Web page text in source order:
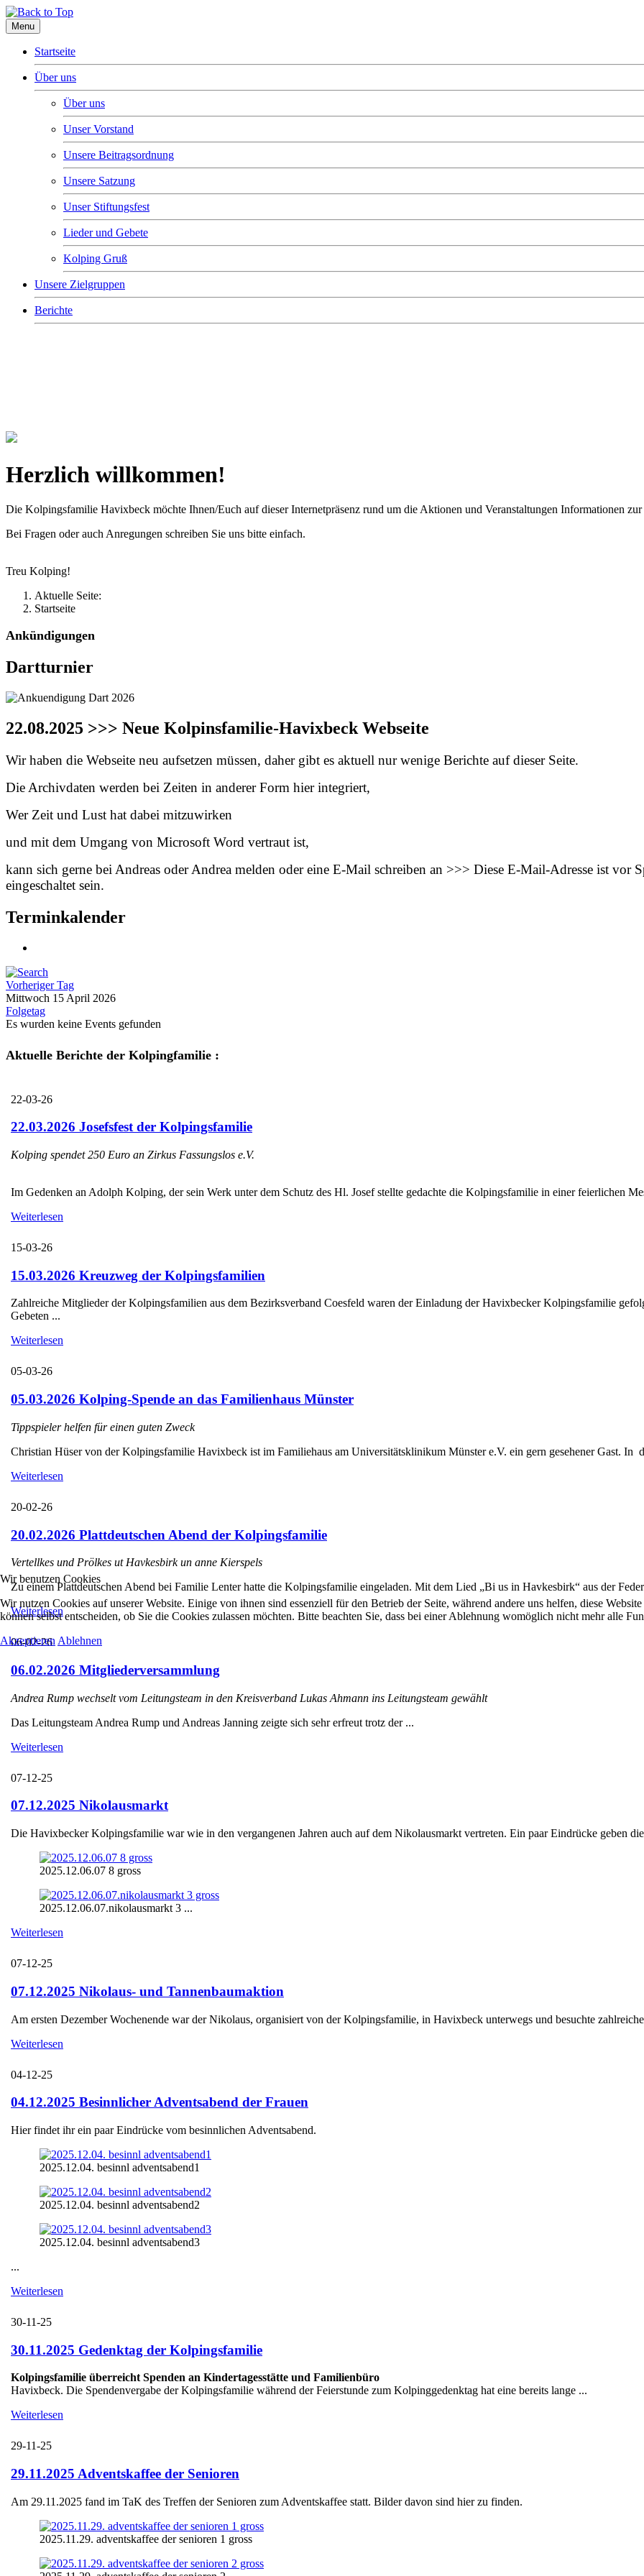
Menu
Startseite
Über uns
Über uns
Unser Vorstand
Unsere Beitragsordnung
Unsere Satzung
Unser Stiftungsfest
Lieder und Gebete
Kolping Gruß
Unsere Zielgruppen
Berichte
Herzlich willkommen!
Die Kolpingsfamilie Havixbeck möchte Ihnen/Euch auf dieser Internetpräsenz rund um die Aktionen und Veranstaltungen Informationen
Bei Fragen oder auch Anregungen schreiben Sie uns bitte einfach.
Treu Kolping!
Aktuelle Seite:
Startseite
Ankündigungen
Dartturnier
22.08.2025 >>> Neue Kolpinsfamilie-Havixbeck Webseite
Wir haben die Webseite neu aufsetzen müssen, daher gibt es aktuell nur wenige Berichte auf dieser Seite.
Die Archivdaten werden bei Zeiten in anderer Form hier integriert,
Wer Zeit und Lust hat dabei mitzuwirken
und mit dem Umgang von Microsoft Word vertraut ist,
kann sich gerne bei Andreas oder Andrea melden oder eine E-Mail schreiben an >>> Diese E-Mail-Adresse ist vor
eingeschaltet sein.
Terminkalender
Vorheriger Tag
Mittwoch 15 April 2026
Folgetag
Es wurden keine Events gefunden
Aktuelle Berichte der Kolpingfamilie :
22-03-26
22.03.2026 Josefsfest der Kolpingsfamilie
Kolping spendet 250 Euro an Zirkus Fassungslos e.V.
Im Gedenken an Adolph Kolping, der sein Werk unter dem Schutz des Hl. Josef stellte gedachte die Kolpingsfamilie in einer feierlichen
Weiterlesen
15-03-26
15.03.2026 Kreuzweg der Kolpingsfamilien
Zahlreiche Mitglieder der Kolpingsfamilien aus dem Bezirksverband Coesfeld waren der Einladung der Havixbecker Kolpingsfamilie
Gebeten ...
Weiterlesen
05-03-26
05.03.2026 Kolping-Spende an das Familienhaus Münster
Tippspieler helfen für einen guten Zweck
Christian Hüser von der Kolpingsfamilie Havixbeck ist im Familiehaus am Universitätsklinikum Münster e.V. ein gern gesehener Gast. In
Weiterlesen
20-02-26
20.02.2026 Plattdeutschen Abend der Kolpingsfamilie
Vertellkes und Prölkes ut Havkesbirk un anne Kierspels
Zu einem Plattdeutschen Abend bei Familie Lenter hatte die Kolpingsfamilie eingeladen. Mit dem Lied „Bi us in Havkesbirk“ aus der
Weiterlesen
06-02-26
06.02.2026 Mitgliederversammlung
Andrea Rump wechselt vom Leitungsteam in den Kreisverband Lukas Ahmann ins Leitungsteam gewählt
Das Leitungsteam Andrea Rump und Andreas Janning zeigte sich sehr erfreut trotz der ...
Weiterlesen
07-12-25
07.12.2025 Nikolausmarkt
Die Havixbecker Kolpingsfamilie war wie in den vergangenen Jahren auch auf dem Nikolausmarkt vertreten. Ein paar Eindrücke geben
2025.12.06.07 8 gross
2025.12.06.07.nikolausmarkt 3 ...
Weiterlesen
07-12-25
07.12.2025 Nikolaus- und Tannenbaumaktion
Am ersten Dezember Wochenende war der Nikolaus, organisiert von der Kolpingsfamilie, in Havixbeck unterwegs und besuchte
Weiterlesen
04-12-25
04.12.2025 Besinnlicher Adventsabend der Frauen
Hier findet ihr ein paar Eindrücke vom besinnlichen Adventsabend.
2025.12.04. besinnl adventsabend1
2025.12.04. besinnl adventsabend2
2025.12.04. besinnl adventsabend3
...
Weiterlesen
30-11-25
30.11.2025 Gedenktag der Kolpingsfamilie
Kolpingsfamilie überreicht Spenden an Kindertagesstätte und Familienbüro
Havixbeck. Die Spendenvergabe der Kolpingsfamilie während der Feierstunde zum Kolpinggedenktag hat eine bereits lange ...
Weiterlesen
29-11-25
29.11.2025 Adventskaffee der Senioren
Am 29.11.2025 fand im TaK des Treffen der Senioren zum Adventskaffee statt. Bilder davon sind hier zu finden.
2025.11.29. adventskaffee der senioren 1 gross
Wir benutzen Cookies
Wir nutzen Cookies auf unserer Website. Einige von ihnen sind essenziell für den Betrieb der Seite, während andere uns helfen, diese
können selbst entscheiden, ob Sie die Cookies zulassen möchten. Bitte beachten Sie, dass bei einer Ablehnung womöglich nicht mehr alle
Akzeptieren Ablehnen